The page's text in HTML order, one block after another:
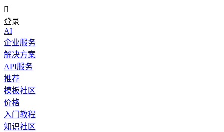

登录
AI
企业服务
解决方案
API服务
推荐
模板社区
价格
入门教程
知识社区